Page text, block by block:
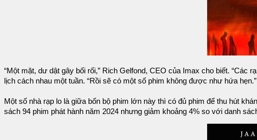
“Một mặt, dư dật gây bối rối,” Rich Gelfond, CEO của Imax cho biết. “Các
lịch cách nhau một tuần. “Rồi sẽ có một số phim không được như hứa hẹn.”
Một số nhà rạp lo là giữa bốn bộ phim lớn này thì có đủ phim để thu hút
sách 94 phim phát hành năm 2024 nhưng giảm khoảng 4% so với danh